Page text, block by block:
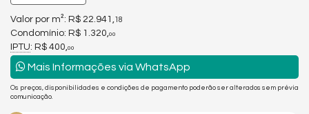
Valor por m²: R$ 22.941, 18
Condomínio: R$ 1.320, 00
IPTU: R$ 400, 00
Mais Informações via WhatsApp
Os preços, disponibilidades e condições de pagamento poderão ser alterados sem prévia
comunicação.